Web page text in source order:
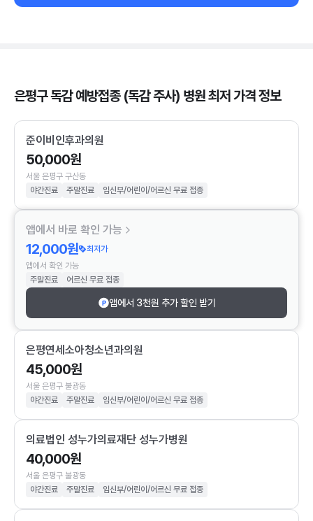
은평구 독감 예방접종 (독감 주사) 병원 최저 가격 정보
준이비인후과의원
50,000원
서울 은평구 구산동
야간진료
주말진료 임신부/어린이/어르신 무료 접종
앱에서 바로 확인 가능
12,000원
최저가
앱에서 확인 가능
주말진료
어르신 무료 접종
앱에서 3천원 추가 할인 받기
은평연세소아청소년과의원
45,000원
서울 은평구 불광동
야간진료
주말진료 임신부/어린이/어르신 무료 접종
의료법인 성누가의료재단 성누가병원
40,000원
서울 은평구 불광동
야간진료
주말진료 임신부/어린이/어르신 무료 접종